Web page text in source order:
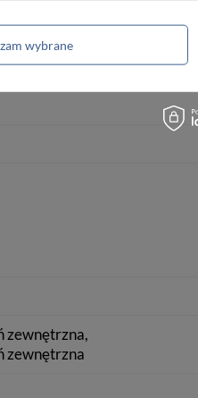
zewnętrzna
zewnętrzna
wybrane